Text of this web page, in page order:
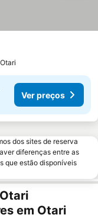
Ver preços
dos sites de reserva
diferenças entre as
que estão disponíveis
em Otari